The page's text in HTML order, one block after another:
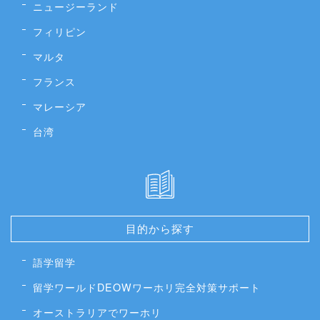
ニュージーランド
フィリピン
マルタ
フランス
マレーシア
台湾
目的から探す
語学留学
留学ワールドDEOWワーホリ完全対策サポート
オーストラリアでワーホリ